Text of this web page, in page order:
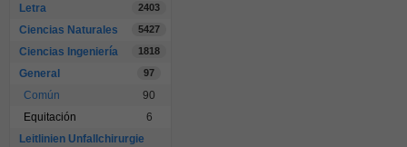
Letra 2403
Ciencias Naturales 5427
Ciencias Ingeniería 1818
General 97
Común
90
Equitación
6
Leitlinien Unfallchirurgie